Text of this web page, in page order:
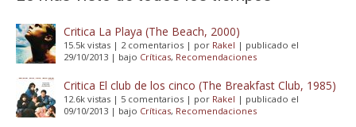
Critica La Playa (The Beach, 2000)
15.5k vistas | 2 comentarios | por Rakel | publicado el
29/10/2013 | bajo Críticas, Recomendaciones
Critica El club de los cinco (The Breakfast Club, 1985)
12.6k vistas | 5 comentarios | por Rakel | publicado el
09/10/2013 | bajo Críticas, Recomendaciones